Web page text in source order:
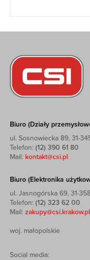
Biuro (Działy
ul. Sosnowiecka 89, 31-
Telefon: (12) 390 61 80
Mail: kontakt@csi.pl
Biuro (Elektronika
ul. Jasnogórska 69, 31-
Telefon: (12) 323 62 00
Mail: zakupy@csi.krakow.pl
woj. małopolskie
Social media: